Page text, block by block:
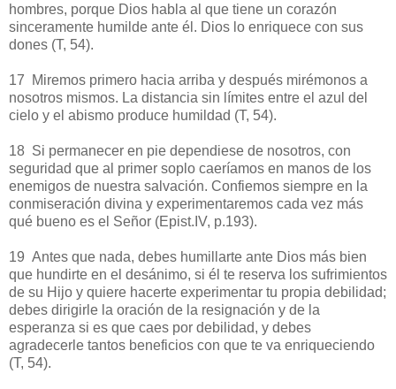
hombres, porque Dios habla al que tiene un corazón
sinceramente humilde ante él. Dios lo enriquece con sus
dones (T, 54).
17 Miremos primero hacia arriba y después mirémonos a
nosotros mismos. La distancia sin límites entre el azul del
cielo y el abismo produce humildad (T, 54).
18 Si permanecer en pie dependiese de nosotros, con
seguridad que al primer soplo caeríamos en manos de los
enemigos de nuestra salvación. Confiemos siempre en la
conmiseración divina y experimentaremos cada vez más
qué bueno es el Señor (Epist.IV, p.193).
19 Antes que nada, debes humillarte ante Dios más bien
que hundirte en el desánimo, si él te reserva los sufrimientos
de su Hijo y quiere hacerte experimentar tu propia debilidad;
debes dirigirle la oración de la resignación y de la
esperanza si es que caes por debilidad, y debes
agradecerle tantos beneficios con que te va enriqueciendo
(T, 54).